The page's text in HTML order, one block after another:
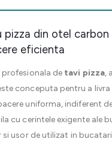
pizza din otel carbon
eficienta
profesionala de tavi pizza,
conceputa pentru a
uniforma, indiferent
cu cerintele exigente ale
si usor de utilizat in